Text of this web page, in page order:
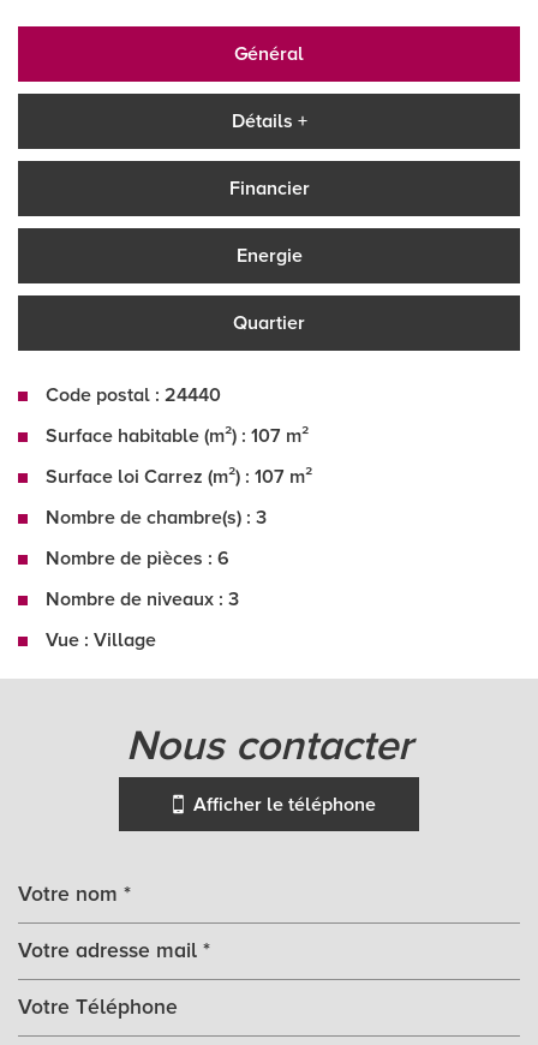
Général
Détails +
Financier
Energie
Quartier
Code postal : 24440
Surface habitable (m²) : 107 m²
Surface loi Carrez (m²) : 107 m²
Nombre de chambre(s) : 3
Nombre de pièces : 6
Nombre de niveaux : 3
Vue : Village
la ville de beaumont-du-périgord
nous contacter
Afficher le téléphone